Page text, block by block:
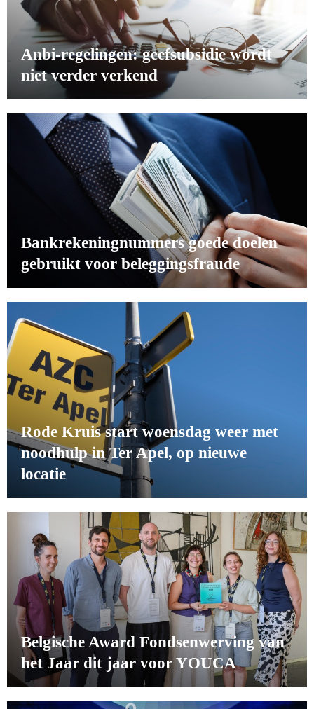
Anbi-regelingen: geefsubsidie wordt
niet verder verkend
Bankrekeningnummers goede doelen
gebruikt voor beleggingsfraude
Rode Kruis start woensdag weer met
noodhulp in Ter Apel, op nieuwe
locatie
Belgische Award Fondsenwerving van
het Jaar dit jaar voor YOUCA